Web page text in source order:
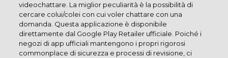
videochattare. La miglior peculiarità è la possibilità di
cercare colui/colei con cui voler chattare con una
domanda. Questa applicazione è disponibile
direttamente dal Google Play Retailer ufficiale. Poiché i
negozi di app ufficiali mantengono i propri rigorosi
commonplace di sicurezza e processi di revisione, ci